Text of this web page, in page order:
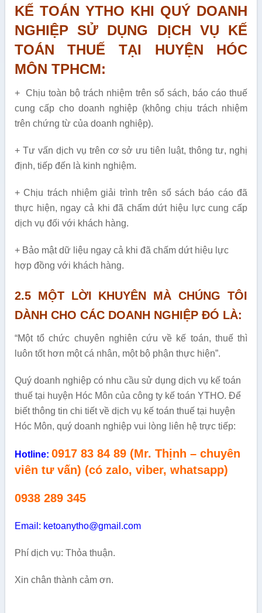
KẾ TOÁN YTHO KHI QUÝ DOANH
NGHIỆP SỬ DỤNG DỊCH VỤ KẾ
TOÁN THUẾ TẠI HUYỆN HÓC
MÔN TPHCM:
+ Chịu toàn bộ trách nhiệm trên sổ sách, báo cáo thuế
cung cấp cho doanh nghiệp (không chịu trách nhiệm
trên chứng từ của doanh nghiệp).
+ Tư vấn dịch vụ trên cơ sở ưu tiên luật, thông tư, nghị
định, tiếp đến là kinh nghiệm.
+ Chịu trách nhiệm giải trình trên sổ sách báo cáo đã
thực hiện, ngay cả khi đã chấm dứt hiệu lực cung cấp
dịch vụ đối với khách hàng.
+ Bảo mật dữ liệu ngay cả khi đã chấm dứt hiệu lực
hợp đồng với khách hàng.
2.5 MỘT LỜI KHUYÊN MÀ CHÚNG TÔI
DÀNH CHO CÁC DOANH NGHIỆP ĐÓ LÀ:
“Một tổ chức chuyên nghiên cứu về kế toán, thuế thì
luôn tốt hơn một cá nhân, một bộ phận thực hiện”.
Quý doanh nghiệp có nhu cầu sử dụng dịch vụ kế toán
thuế tại huyện Hóc Môn của công ty kế toán YTHO. Để
biết thông tin chi tiết về dịch vụ kế toán thuế tại huyện
Hóc Môn, quý doanh nghiệp vui lòng liên hệ trực tiếp:
Hotline: 0917 83 84 89 (Mr. Thịnh – chuyên
viên tư vấn) (có zalo, viber, whatsapp)
0938 289 345
Email: ketoanytho@gmail.com
Phí dịch vụ: Thỏa thuận.
Xin chân thành cảm ơn.